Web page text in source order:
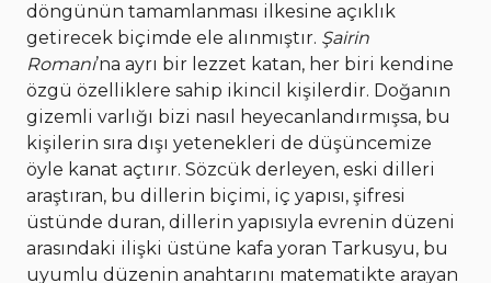
döngünün tamamlanması ilkesine açıklık
getirecek biçimde ele alınmıştır. Şairin
Romanı’na ayrı bir lezzet katan, her biri kendine
özgü özelliklere sahip ikincil kişilerdir. Doğanın
gizemli varlığı bizi nasıl heyecanlandırmışsa, bu
kişilerin sıra dışı yetenekleri de düşüncemize
öyle kanat açtırır. Sözcük derleyen, eski dilleri
araştıran, bu dillerin biçimi, iç yapısı, şifresi
üstünde duran, dillerin yapısıyla evrenin düzeni
arasındaki ilişki üstüne kafa yoran Tarkusyu, bu
uyumlu düzenin anahtarını matematikte arayan